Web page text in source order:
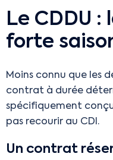
Le CDDU
forte
Moins connu que les
contrat à durée
spécifiquement
pas recourir au CDI.
Un contrat